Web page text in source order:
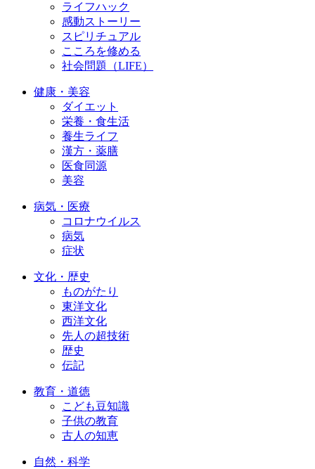
ライフハック
感動ストーリー
スピリチュアル
こころを修める
社会問題（LIFE）
健康・美容
ダイエット
栄養・食生活
養生ライフ
漢方・薬膳
医食同源
美容
病気・医療
コロナウイルス
病気
症状
文化・歴史
ものがたり
東洋文化
西洋文化
先人の超技術
歴史
伝記
教育・道徳
こども豆知識
子供の教育
古人の知恵
自然・科学